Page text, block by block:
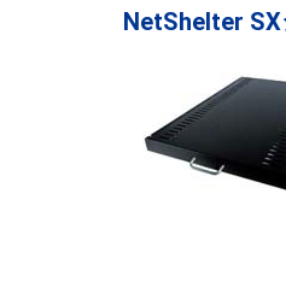
NetShelter SX